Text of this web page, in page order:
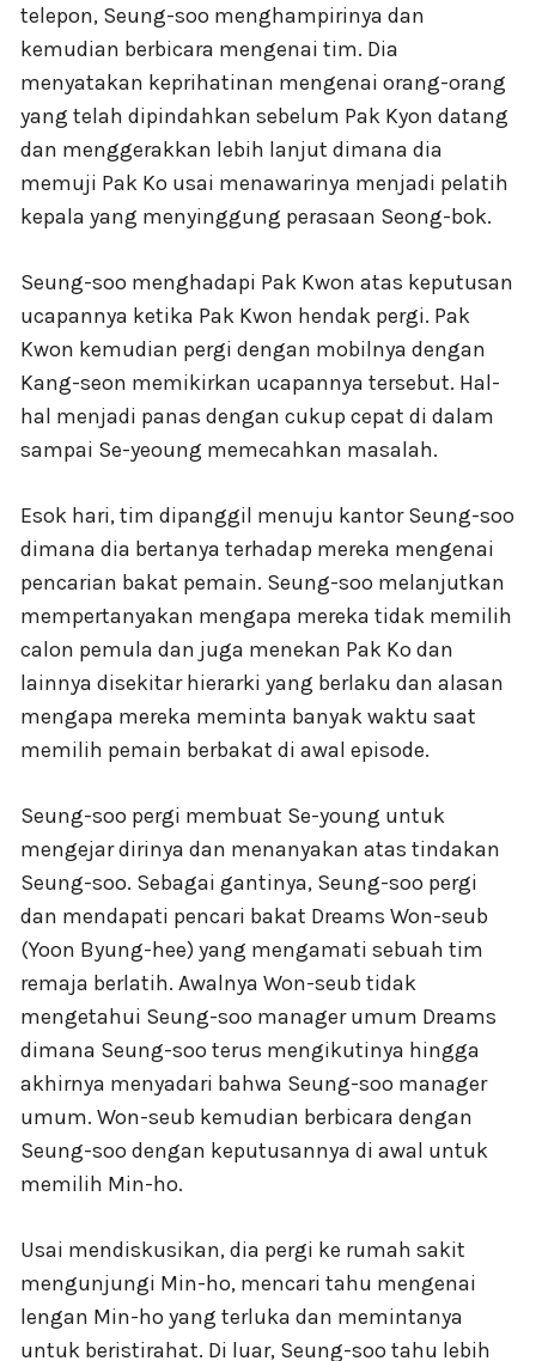
telepon, Seung-soo menghampirinya dan
kemudian berbicara mengenai tim. Dia
menyatakan keprihatinan mengenai orang-orang
yang telah dipindahkan sebelum Pak Kyon datang
dan menggerakkan lebih lanjut dimana dia
memuji Pak Ko usai menawarinya menjadi pelatih
kepala yang menyinggung perasaan Seong-bok.
Seung-soo menghadapi Pak Kwon atas keputusan
ucapannya ketika Pak Kwon hendak pergi. Pak
Kwon kemudian pergi dengan mobilnya dengan
Kang-seon memikirkan ucapannya tersebut. Hal-
hal menjadi panas dengan cukup cepat di dalam
sampai Se-yeoung memecahkan masalah.
Esok hari, tim dipanggil menuju kantor Seung-soo
dimana dia bertanya terhadap mereka mengenai
pencarian bakat pemain. Seung-soo melanjutkan
mempertanyakan mengapa mereka tidak memilih
calon pemula dan juga menekan Pak Ko dan
lainnya disekitar hierarki yang berlaku dan alasan
mengapa mereka meminta banyak waktu saat
memilih pemain berbakat di awal episode.
Seung-soo pergi membuat Se-young untuk
mengejar dirinya dan menanyakan atas tindakan
Seung-soo. Sebagai gantinya, Seung-soo pergi
dan mendapati pencari bakat Dreams Won-seub
(Yoon Byung-hee) yang mengamati sebuah tim
remaja berlatih. Awalnya Won-seub tidak
mengetahui Seung-soo manager umum Dreams
dimana Seung-soo terus mengikutinya hingga
akhirnya menyadari bahwa Seung-soo manager
umum. Won-seub kemudian berbicara dengan
Seung-soo dengan keputusannya di awal untuk
memilih Min-ho.
Usai mendiskusikan, dia pergi ke rumah sakit
mengunjungi Min-ho, mencari tahu mengenai
lengan Min-ho yang terluka dan memintanya
untuk beristirahat. Di luar, Seung-soo tahu lebih